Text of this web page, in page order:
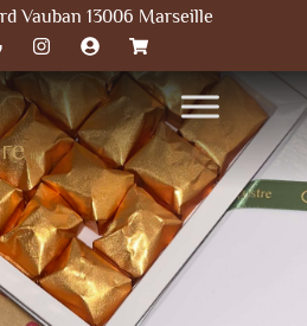
Vauban 13006 Marseille